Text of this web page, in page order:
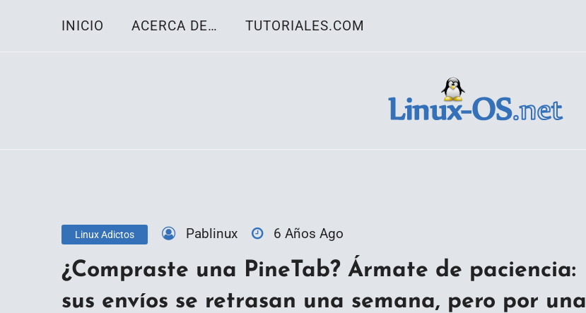
INICIO ACERCA DE… TUTORIALES.COM
Linux Adictos Pablinux 6 Años Ago
¿Compraste una PineTab? Ármate de paciencia:
sus envíos se retrasan una semana, pero por una